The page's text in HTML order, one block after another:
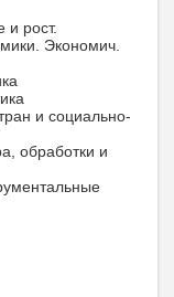
и рост.
Экономич.
и социально-
обработки и